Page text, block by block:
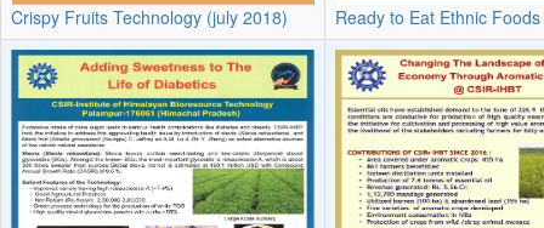
Crispy Fruits Technology (july 2018) Ready to Eat Ethnic